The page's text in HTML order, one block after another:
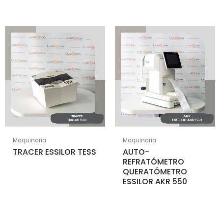
Maquinaria
TRACER ESSILOR TESS
Maquinaria
AUTO-
REFRATÓMETRO
QUERATÓMETRO
ESSILOR AKR 550